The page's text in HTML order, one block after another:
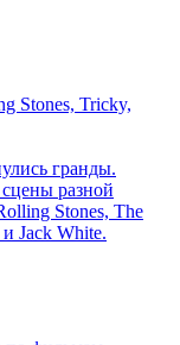
Stones, Tricky,
гранды.
разной
Stones, The
Jack White.